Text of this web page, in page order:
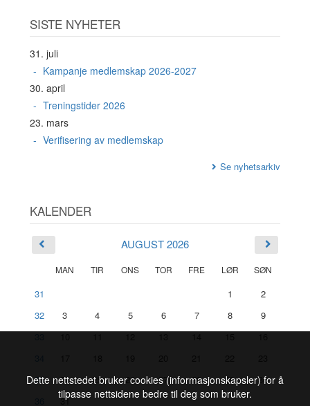
SISTE NYHETER
31. juli
Kampanje medlemskap 2026-2027
30. april
Treningstider 2026
23. mars
Verifisering av medlemskap
Se nyhetsarkiv
KALENDER
AUGUST 2026
MAN TIR ONS TOR FRE LØR SØN
31 1
2
32
3 4 5 6 7 8
9
35
24 25 26 27 28 29
30
31
Dette nettstedet bruker cookies (informasjonskapsler) for å
tilpasse nettsidene bedre til deg som bruker.